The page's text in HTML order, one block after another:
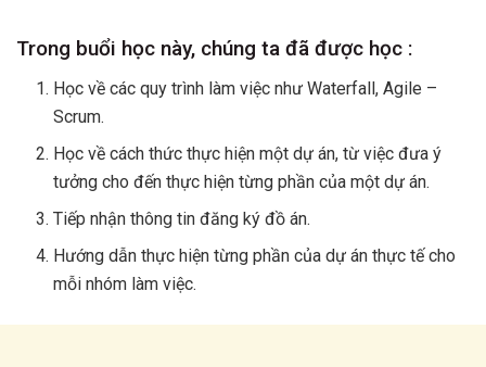
Trong buổi học này, chúng ta đã được học :
Học về các quy trình làm việc như Waterfall, Agile –
Scrum.
Học về cách thức thực hiện một dự án, từ việc đưa ý
tưởng cho đến thực hiện từng phần của một dự án.
Tiếp nhận thông tin đăng ký đồ án.
Hướng dẫn thực hiện từng phần của dự án thực tế cho
mỗi nhóm làm việc.